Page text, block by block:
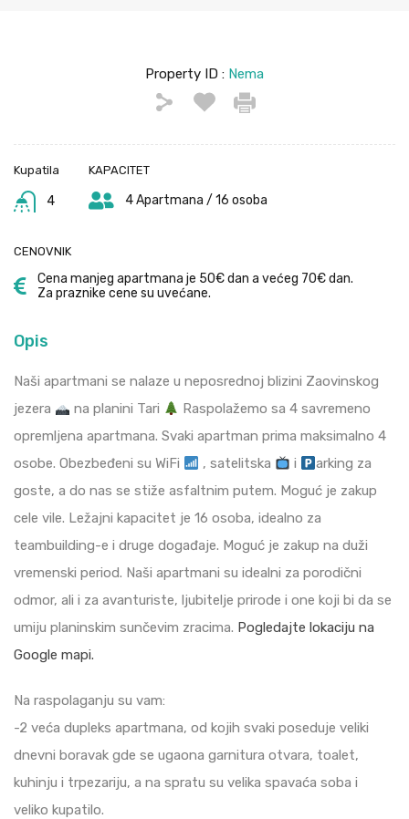
Property ID : Nema
Kupatila
4
KAPACITET
4 Apartmana / 16 osoba
CENOVNIK
Cena manjeg apartmana je 50€ dan a većeg 70€ dan.
Za praznike cene su uvećane.
Opis
Naši apartmani se nalaze u neposrednoj blizini Zaovinskog
jezera
na planini Tari
Raspolažemo sa 4 savremeno
opremljena apartmana. Svaki apartman prima maksimalno 4
osobe. Obezbeđeni su WiFi
, satelitska i
arking za
goste, a do nas se stiže asfaltnim putem. Moguć je zakup
cele vile. Ležajni kapacitet je 16 osoba, idealno za
teambuilding-e i druge događaje. Moguć je zakup na duži
vremenski period. Naši apartmani su idealni za porodični
odmor, ali i za avanturiste, ljubitelje prirode i one koji bi da se
umiju planinskim sunčevim zracima. Pogledajte lokaciju na
Google mapi.
Na raspolaganju su vam:
-2 veća dupleks apartmana, od kojih svaki poseduje veliki
dnevni boravak gde se ugaona garnitura otvara, toalet,
kuhinju i trpezariju, a na spratu su velika spavaća soba i
veliko kupatilo.